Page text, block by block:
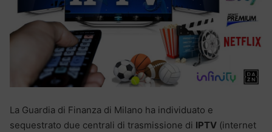
La Guardia di Finanza di Milano ha individuato e
sequestrato due centrali di trasmissione di IPTV (internet